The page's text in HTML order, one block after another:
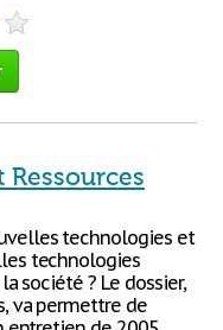
technologies et
technologies
société ? Le dossier,
va permettre de